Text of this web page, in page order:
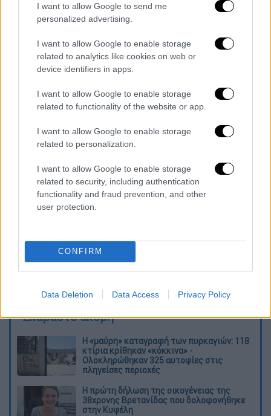
I want to allow Google to send me
personalized advertising.
I want to allow Google to enable storage
related to analytics like cookies on web or
device identifiers in apps.
I want to allow Google to enable storage
related to functionality of the website or app.
I want to allow Google to enable storage
related to personalization.
I want to allow Google to enable storage
related to security, including authentication
functionality and fraud prevention, and other
user protection.
CONFIRM
Data Deletion Data Access Privacy Policy
σωματικές βλάβες και εξύβρισαν τον
43χρονο,με αποτέλεσμα, επίσης, να
συλληφθούν.
Η σχηματισθείσα δικογραφία θα υποβληθεί
Τα σχολιά σας δημοσιεύονται άμεσα με δική σας ευθύνη. Το
ΕΘΝΟΣ θα παρεμβαίνει και τα προσβλητικά σχόλια θα
Διαβάστε ακόμη
Η «μαύρη» καταγραφή των πυρκαγιών: 118
κτίρια κρίθηκαν «κόκκινα» -
Ολοκληρώθηκαν 325 αυτοψίες στις
πληγείσες περιοχές
Η πρώτη δήλωση της οικογένειας της
38χρονης Βρετανίδας που δολοφονήθηκε
στην Κυψέλη